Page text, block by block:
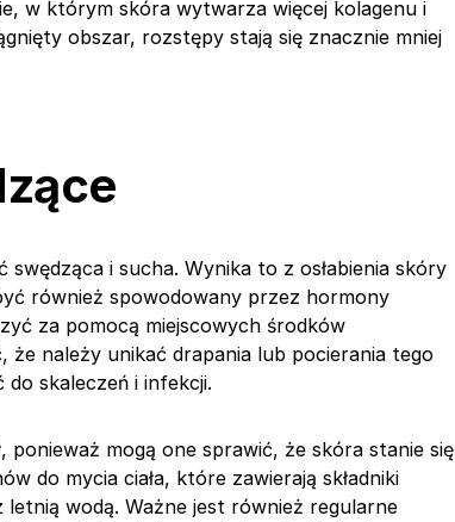
w którym skóra wytwarza więcej kolagenu i
obszar, rozstępy stają się znacznie mniej
i sucha. Wynika to z osłabienia skóry
również spowodowany przez hormony
za pomocą miejscowych środków
że należy unikać drapania lub pocierania tego
skaleczeń i infekcji.
ponieważ mogą one sprawić, że skóra stanie się
do mycia ciała, które zawierają składniki
wodą. Ważne jest również regularne